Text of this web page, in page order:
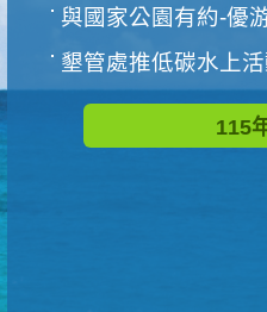
與國家公園有約-優
墾管處推低碳水上活動
115